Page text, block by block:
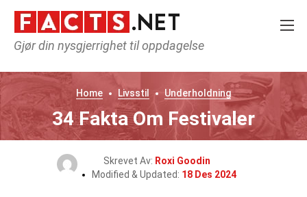
Gjør din nysgjerrighet til oppdagelse
Home Livsstil Underholdning
34 Fakta Om Festivaler
Skrevet Av: Roxi Goodin
Modified & Updated: 18 Des 2024